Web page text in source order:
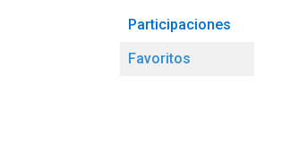
Participaciones
Favoritos